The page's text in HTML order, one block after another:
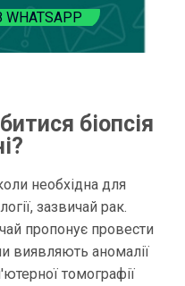
біопсія
необхідна для
зазвичай рак.
пропонує провести
виявляють аномалії
томографії